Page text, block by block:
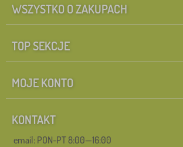
WSZYSTKO O ZAKUPACH
TOP SEKCJE
MOJE KONTO
KONTAKT
email: PON-PT 8:00—16:00